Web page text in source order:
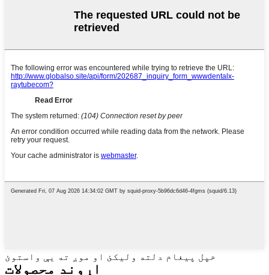
خپل پیغام دلته ولیکئ او موږ ته یې واستوئ
اړوند محصولات